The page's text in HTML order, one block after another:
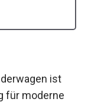
ist
für moderne